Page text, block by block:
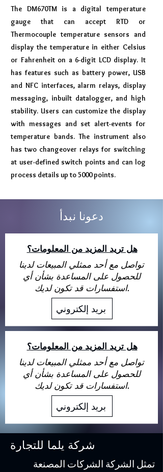
The DM670TM is a digital temperature
gauge that can accept RTD or
Thermocouple temperature sensors and
display the temperature in either Celsius
or Fahrenheit on a 6-digit LCD display. It
has features such as battery power, USB
and NFC interfaces, alarm relays, display
messaging, inbuilt datalogger, and high
stability. Users can customize the display
with messages and set alert-events for
temperature bands. The instrument also
has two changeover relays for switching
at user-defined switch points and can log
process details up to 5000 points.
دعونا نبدأ
هل تريد المزيد من المعلومات؟
تواصل مع أحد ممثلي المبيعات لدينا
للحصول على المساعدة بشأن أي
استفسارات قد تكون لديك.
بريد إلكتروني
هل تريد المزيد من المعلومات؟
تواصل مع أحد ممثلي المبيعات لدينا
للحصول على المساعدة بشأن أي
استفسارات قد تكون لديك.
بريد إلكتروني
شركة يلما للتجارة
تمثل الشركة الشركات المصنعة